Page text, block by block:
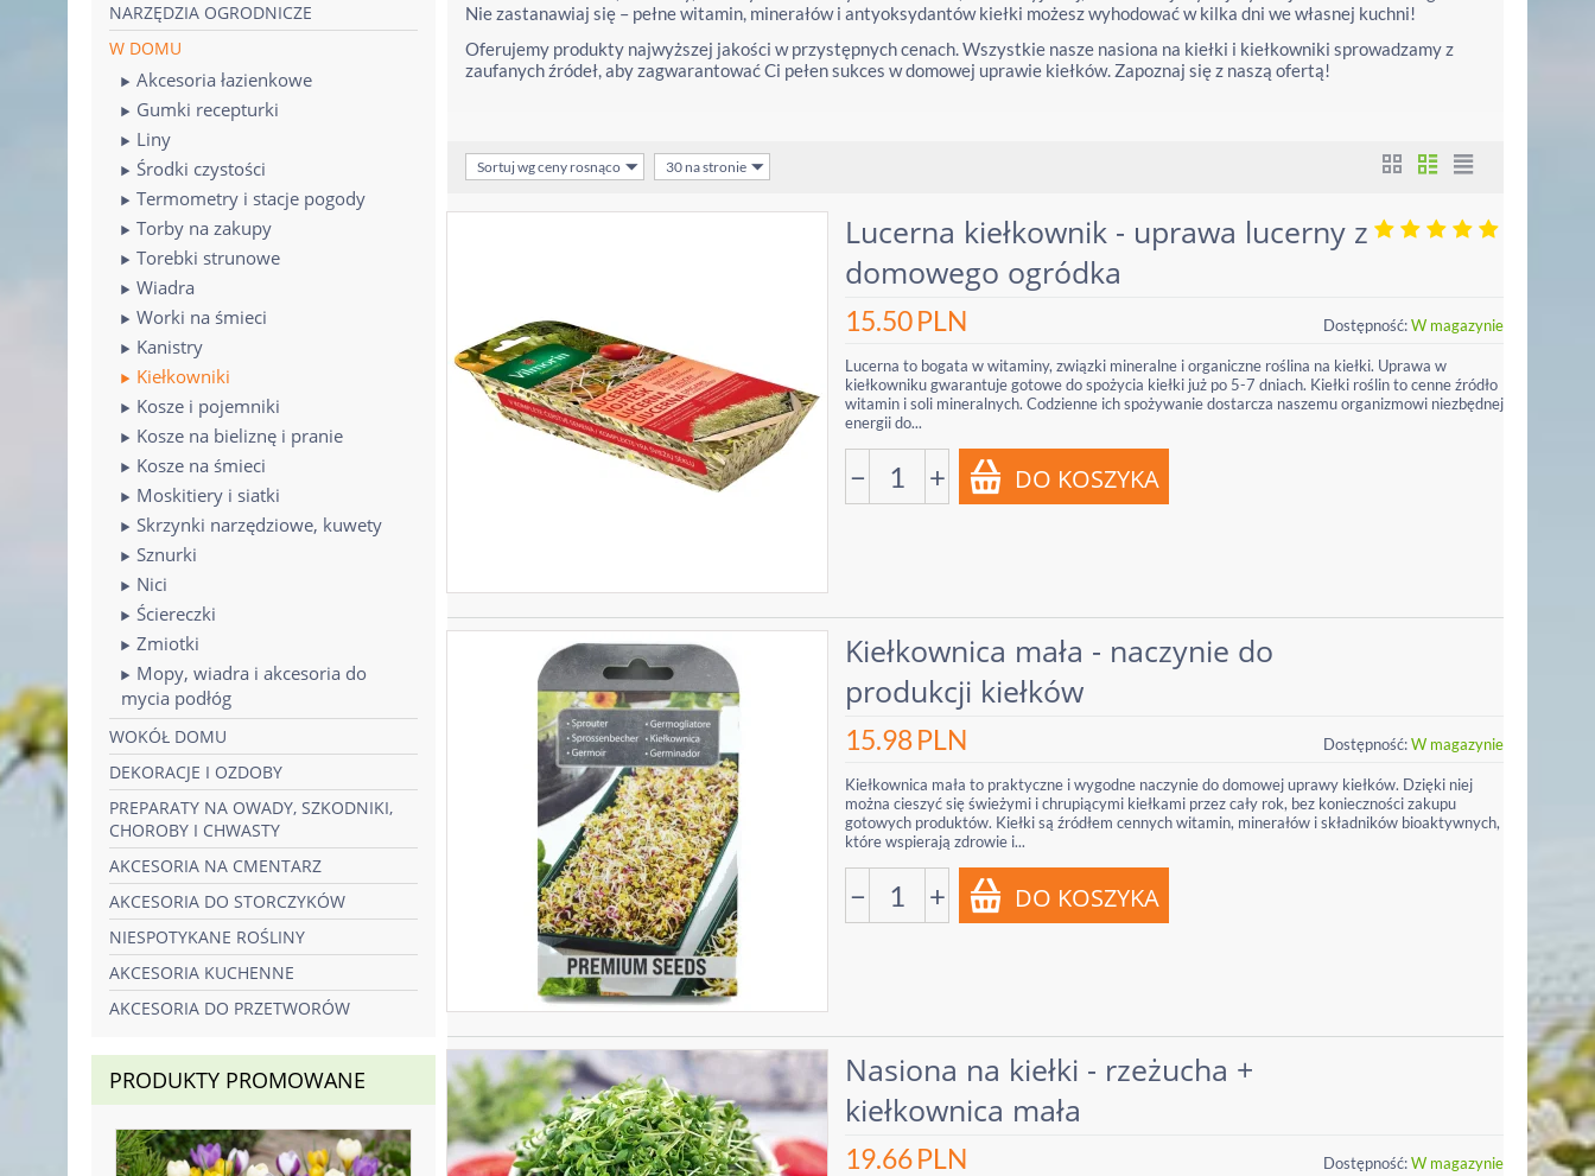
NARZĘDZIA OGRODNICZE
W DOMU
Akcesoria łazienkowe
Gumki recepturki
Liny
Środki czystości
Termometry i stacje pogody
Torby na zakupy
Torebki strunowe
Wiadra
Worki na śmieci
Kanistry
Kiełkowniki
Kosze i pojemniki
Kosze na bieliznę i pranie
Kosze na śmieci
Moskitiery i siatki
Skrzynki narzędziowe, kuwety
Sznurki
Nici
Ściereczki
Zmiotki
Mopy, wiadra i akcesoria do
mycia podłóg
WOKÓŁ DOMU
DEKORACJE I OZDOBY
PREPARATY NA OWADY, SZKODNIKI,
CHOROBY I CHWASTY
AKCESORIA NA CMENTARZ
AKCESORIA DO STORCZYKÓW
NIESPOTYKANE ROŚLINY
AKCESORIA KUCHENNE
AKCESORIA DO PRZETWORÓW
PRODUKTY PROMOWANE
Nie zastanawiaj się – pełne witamin, minerałów i antyoksydantów kiełki możesz wyhodować w kilka dni we własnej kuchni!
Oferujemy produkty najwyższej jakości w przystępnych cenach. Wszystkie nasze nasiona na kiełki i kiełkowniki sprowadzamy z
zaufanych źródeł, aby zagwarantować Ci pełen sukces w domowej uprawie kiełków. Zapoznaj się z naszą ofertą!
Sortuj wg ceny rosnąco 30 na stronie
Lucerna kiełkownik - uprawa lucerny z
domowego ogródka
15.50PLN Dostępność:W magazynie
Lucerna to bogata w witaminy, związki mineralne i organiczne roślina na kiełki. Uprawa w
kiełkowniku gwarantuje gotowe do spożycia kiełki już po 5-7 dniach. Kiełki roślin to cenne źródło
witamin i soli mineralnych. Codzienne ich spożywanie dostarcza naszemu organizmowi niezbędnej
energii do...
− +
Kiełkownica mała - naczynie do
produkcji kiełków
15.98PLN Dostępność:W magazynie
Kiełkownica mała to praktyczne i wygodne naczynie do domowej uprawy kiełków. Dzięki niej
można cieszyć się świeżymi i chrupiącymi kiełkami przez cały rok, bez konieczności zakupu
gotowych produktów. Kiełki są źródłem cennych witamin, minerałów i składników bioaktywnych,
które wspierają zdrowie i...
− +
Nasiona na kiełki - rzeżucha +
kiełkownica mała
19.66PLN Dostępność:W magazynie